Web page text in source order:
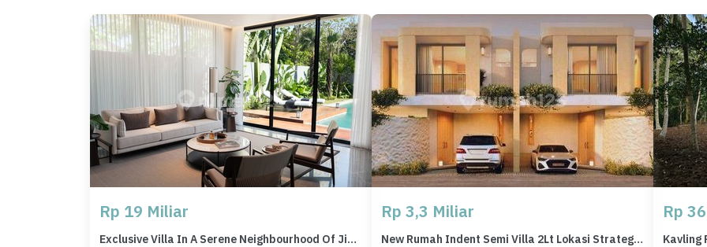
Rp 19 Miliar
Exclusive Villa In A Serene Neighbourhood Of Jimbaran
Rp 3,3 Miliar
New Rumah Indent Semi Villa 2Lt Lokasi Strategis di Jimbaran
Rp